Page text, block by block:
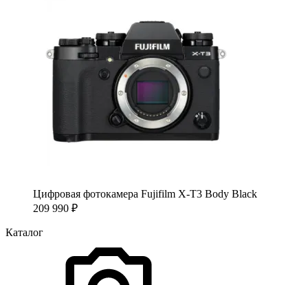
Цифровая фотокамера Fujifilm X-T3 Body Black
209 990 ₽
Каталог